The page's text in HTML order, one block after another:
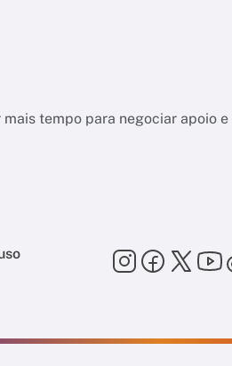
tempo para negociar apoio